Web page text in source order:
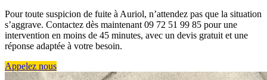
Pour toute suspicion de fuite à Auriol, n’attendez pas que la situation
s’aggrave. Contactez dès maintenant 09 72 51 99 85 pour une
intervention en moins de 45 minutes, avec un devis gratuit et une
réponse adaptée à votre besoin.
Appelez nous